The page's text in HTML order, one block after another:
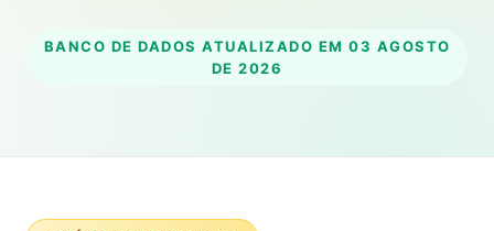
BANCO DE DADOS ATUALIZADO EM 03 AGOSTO
DE 2026